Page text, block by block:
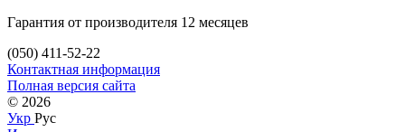
Гарантия от производителя 12 месяцев
(050) 411-52-22
Контактная информация
Полная версия сайта
© 2026
Укр Рус